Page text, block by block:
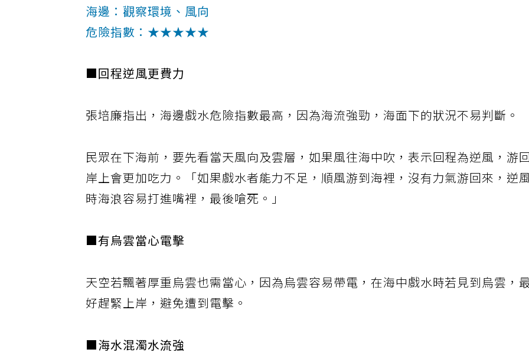
海邊：觀察環境、風向
危險指數：★★★★★
■回程逆風更費力
張培廉指出，海邊戲水危險指數最高，因為海流強勁，海面下的狀況不易判斷。
民眾在下海前，要先看當天風向及雲層，如果風往海中吹，表示回程為逆風，游
岸上會更加吃力。「如果戲水者能力不足，順風游到海裡，沒有力氣游回來，逆
時海浪容易打進嘴裡，最後嗆死。」
■有烏雲當心電擊
天空若飄著厚重烏雲也需當心，因為烏雲容易帶電，在海中戲水時若見到烏雲，
好趕緊上岸，避免遭到電擊。
■海水混濁水流強